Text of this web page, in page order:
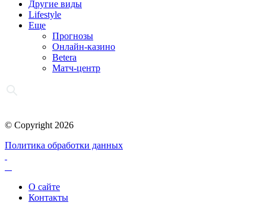
Другие виды
Lifestyle
Еще
Прогнозы
Онлайн-казино
Betera
Матч-центр
© Copyright 2026
Политика обработки данных
О сайте
Контакты